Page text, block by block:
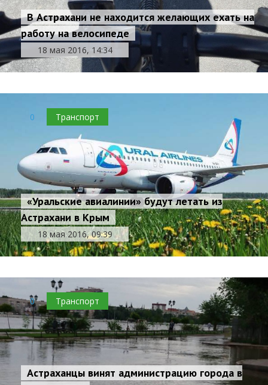
В Астрахани не находится желающих ехать на
работу на велосипеде
18 мая 2016, 14:34
0 Транспорт
«Уральские авиалинии» будут летать из
Астрахани в Крым
18 мая 2016, 09:39
0 Транспорт
Астраханцы винят администрацию города в